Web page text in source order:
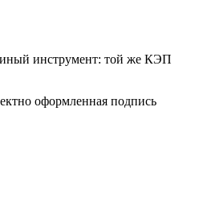
инструмент: той же КЭП
оформленная подпись